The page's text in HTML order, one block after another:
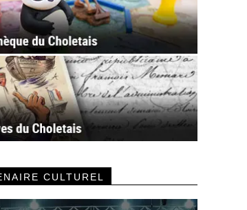
CULTUREL